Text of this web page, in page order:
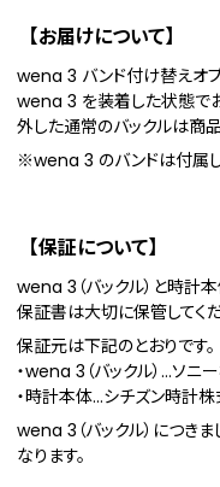
【お届けについて】
wena 3 バンド付け替えオ
wena 3 を装着した状態で
外した通常のバックルは商
※wena 3 のバンドは付属し
【保証について】
wena 3（バックル）と時計
保証書は大切に保管してくだ
保証元は下記のとおりです。
・wena 3（バックル）…ソニ
・時計本体…シチズン時計
wena 3（バックル）につき
なります。